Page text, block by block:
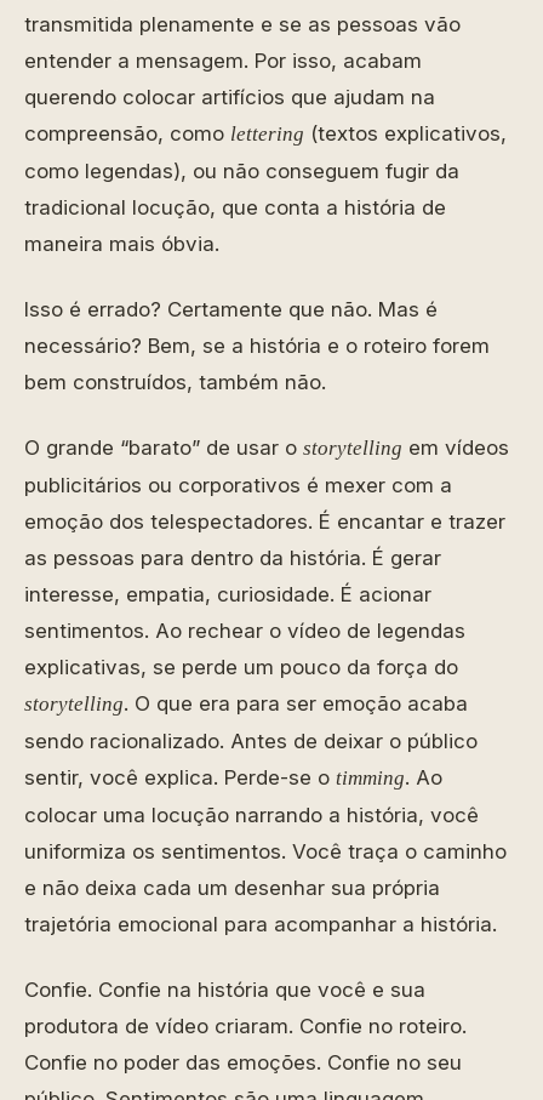
transmitida plenamente e se as pessoas vão
entender a mensagem. Por isso, acabam
querendo colocar artifícios que ajudam na
compreensão, como lettering (textos explicativos,
como legendas), ou não conseguem fugir da
tradicional locução, que conta a história de
maneira mais óbvia.
Isso é errado? Certamente que não. Mas é
necessário? Bem, se a história e o roteiro forem
bem construídos, também não.
O grande “barato” de usar o storytelling em vídeos
publicitários ou corporativos é mexer com a
emoção dos telespectadores. É encantar e trazer
as pessoas para dentro da história. É gerar
interesse, empatia, curiosidade. É acionar
sentimentos. Ao rechear o vídeo de legendas
explicativas, se perde um pouco da força do
storytelling. O que era para ser emoção acaba
sendo racionalizado. Antes de deixar o público
sentir, você explica. Perde-se o timming. Ao
colocar uma locução narrando a história, você
uniformiza os sentimentos. Você traça o caminho
e não deixa cada um desenhar sua própria
trajetória emocional para acompanhar a história.
Confie. Confie na história que você e sua
produtora de vídeo criaram. Confie no roteiro.
Confie no poder das emoções. Confie no seu